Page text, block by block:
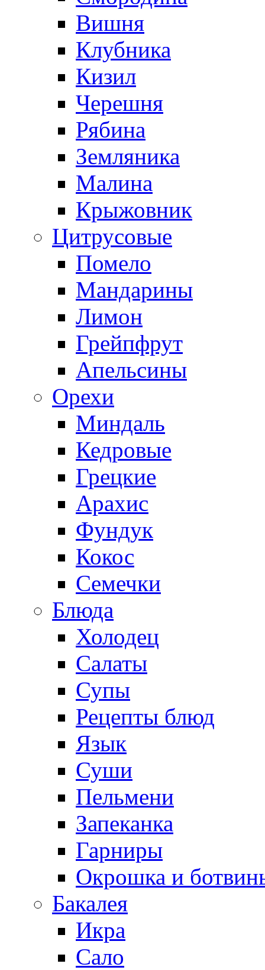
Вишня
Клубника
Кизил
Черешня
Рябина
Земляника
Малина
Крыжовник
Цитрусовые
Помело
Мандарины
Лимон
Грейпфрут
Апельсины
Орехи
Миндаль
Кедровые
Грецкие
Арахис
Фундук
Кокос
Семечки
Блюда
Холодец
Салаты
Супы
Рецепты блюд
Язык
Суши
Пельмени
Запеканка
Гарниры
Окрошка и
Бакалея
Икра
Сало